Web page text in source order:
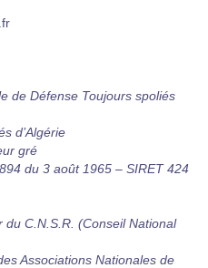
de Défense Toujours spoliés
d’Algérie
gré
du 3 août 1965 – SIRET 424
C.N.S.R. (Conseil National
Associations Nationales de